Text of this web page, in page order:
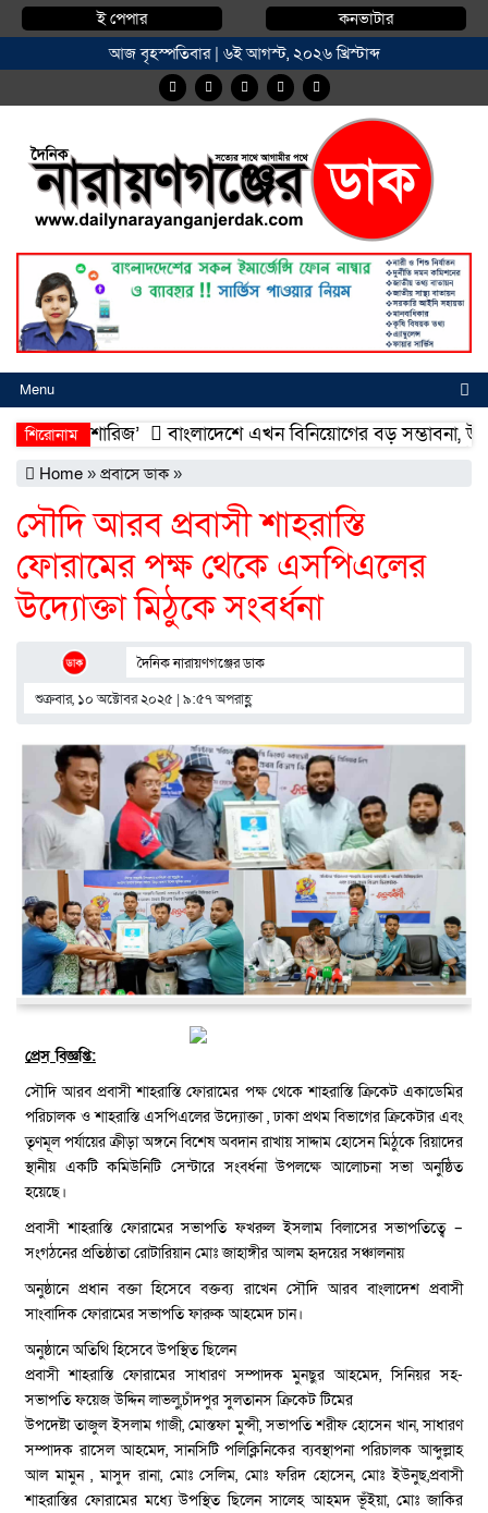
ই পেপার
কনভাটার
আজ বৃহস্পতিবার | ৬ই আগস্ট, ২০২৬ খ্রিস্টাব্দ
Menu
শিরোনাম
ফিশারিজ’
বাংলাদেশে এখন বিনিয়োগের বড় সম্ভাবনা,
Home » প্রবাসে ডাক»
সৌদি আরব প্রবাসী শাহরাস্তি
ফোরামের পক্ষ থেকে এসপিএলের
উদ্যোক্তা মিঠুকে সংবর্ধনা
দৈনিক নারায়ণগঞ্জের ডাক
শুক্রবার, ১০ অক্টোবর ২০২৫ | ৯:৫৭ অপরাহ্ণ
প্রেস বিজ্ঞপ্তি:
সৌদি আরব প্রবাসী শাহরাস্তি ফোরামের পক্ষ থেকে শাহরাস্তি ক্রিকেট একাডেমির
পরিচালক ও শাহরাস্তি এসপিএলের উদ্যোক্তা , ঢাকা প্রথম বিভাগের ক্রিকেটার এবং
তৃণমূল পর্যায়ের ক্রীড়া অঙ্গনে বিশেষ অবদান রাখায় সাদ্দাম হোসেন মিঠুকে রিয়াদের
স্থানীয় একটি কমিউনিটি সেন্টারে সংবর্ধনা উপলক্ষে আলোচনা সভা অনুষ্ঠিত
হয়েছে।
প্রবাসী শাহরাস্তি ফোরামের সভাপতি ফখরুল ইসলাম বিলাসের সভাপতিত্বে –
সংগঠনের প্রতিষ্ঠাতা রোটারিয়ান মোঃ জাহাঙ্গীর আলম হৃদয়ের সঞ্চালনায়
অনুষ্ঠানে প্রধান বক্তা হিসেবে বক্তব্য রাখেন সৌদি আরব বাংলাদেশ প্রবাসী
সাংবাদিক ফোরামের সভাপতি ফারুক আহমেদ চান।
অনুষ্ঠানে অতিথি হিসেবে উপস্থিত ছিলেন
প্রবাসী শাহরাস্তি ফোরামের সাধারণ সম্পাদক মুনছুর আহমেদ, সিনিয়র সহ-
সভাপতি ফয়েজ উদ্দিন লাভলু,চাঁদপুর সুলতানস ক্রিকেট টিমের
উপদেষ্টা তাজুল ইসলাম গাজী, মোস্তফা মুন্সী, সভাপতি শরীফ হোসেন খান, সাধারণ
সম্পাদক রাসেল আহমেদ, সানসিটি পলিক্লিনিকের ব্যবস্থাপনা পরিচালক আব্দুল্লাহ
আল মামুন , মাসুদ রানা, মোঃ সেলিম, মোঃ ফরিদ হোসেন, মোঃ ইউনুছ,প্রবাসী
শাহরাস্তির ফোরামের মধ্যে উপস্থিত ছিলেন সালেহ আহমদ ভূঁইয়া, মোঃ জাকির